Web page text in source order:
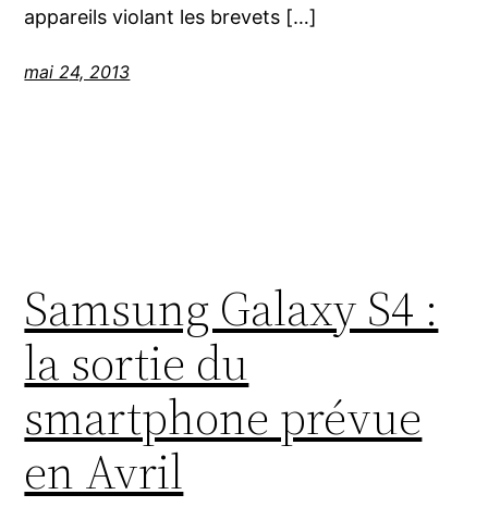
appareils violant les brevets […]
mai 24, 2013
Samsung Galaxy S4 :
la sortie du
smartphone prévue
en Avril